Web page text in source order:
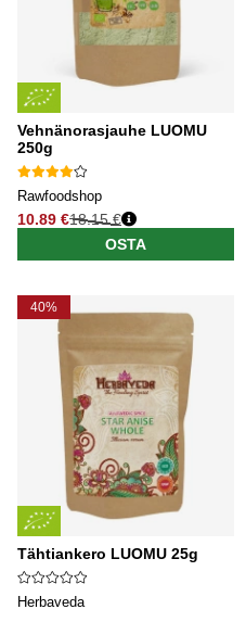
Vehnänorasjauhe LUOMU
250g
Rawfoodshop
10.89 €
Normaali hinta
18.15 €
OSTA
40%
Tähtiankero LUOMU 25g
Herbaveda